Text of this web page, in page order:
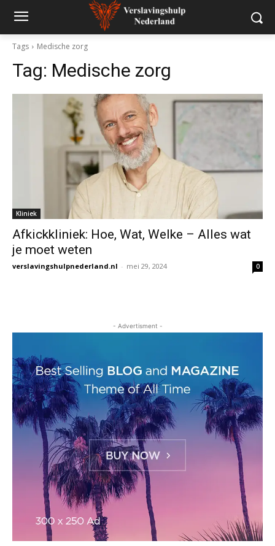
Tags Medische zorg
Tag: Medische zorg
Kliniek
Afkickkliniek: Hoe, Wat, Welke – Alles wat
je moet weten
verslavingshulpnederland.nl - mei 29, 2024 0
- Advertisment -